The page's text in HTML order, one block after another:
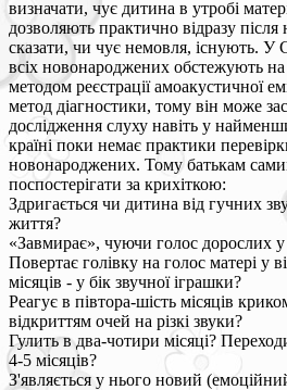
визначати, чує дитина в утробі
дозволяють практично відразу
сказати, чи чує немовля, існують. У
всіх новонароджених обстежують
методом реєстрації амоакустичної
метод діагностики, тому він може
дослідження слуху навіть у
країні поки немає практики
новонароджених. Тому батькам
поспостерігати за крихіткою:
Здригається чи дитина від гучних
життя?
«Завмирає», чуючи голос дорослих у
Повертає голівку на голос матері у
місяців - у бік звучної іграшки?
Реагує в півтора-шість місяців
відкриттям очей на різкі звуки?
Гулить в два-чотири місяці?
4-5 місяців?
З'являється у нього новий